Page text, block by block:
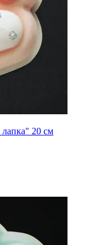
20 см